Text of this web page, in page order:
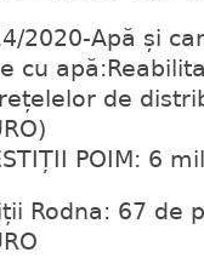
2020-Apă și
cu
de
POIM: 6
Rodna: 67 de